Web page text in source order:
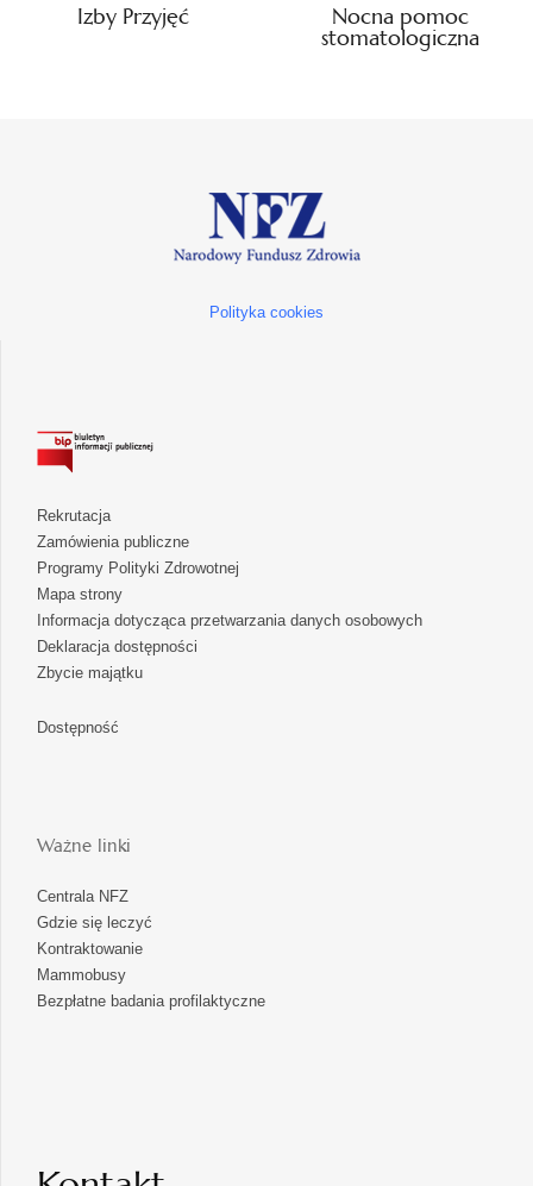
Izby Przyjęć Nocna pomoc
stomatologiczna
Polityka cookies
Rekrutacja
Zamówienia publiczne
Programy Polityki Zdrowotnej
Mapa strony
Informacja dotycząca przetwarzania danych osobowych
Deklaracja dostępności
Zbycie majątku
Dostępność
Ważne linki
Centrala NFZ
Gdzie się leczyć
Kontraktowanie
Mammobusy
Bezpłatne badania profilaktyczne